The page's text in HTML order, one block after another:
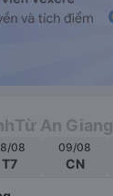
Từ An Giang
08
T7
09/08
CN